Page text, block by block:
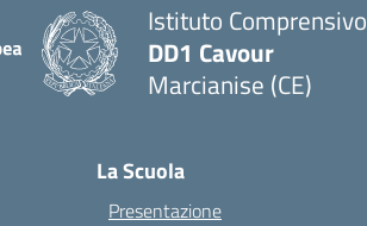
Istituto Comprensivo
DD1 Cavour
Marcianise (CE)
La Scuola
Presentazione